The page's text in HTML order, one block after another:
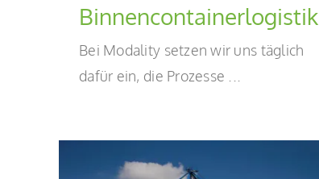
Binnencontainerlogistik
Bei Modality setzen wir uns täglich
dafür ein, die Prozesse ...